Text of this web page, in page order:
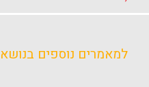
למאמרים נוספים בנושא